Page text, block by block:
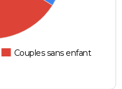
Couples sans enfant